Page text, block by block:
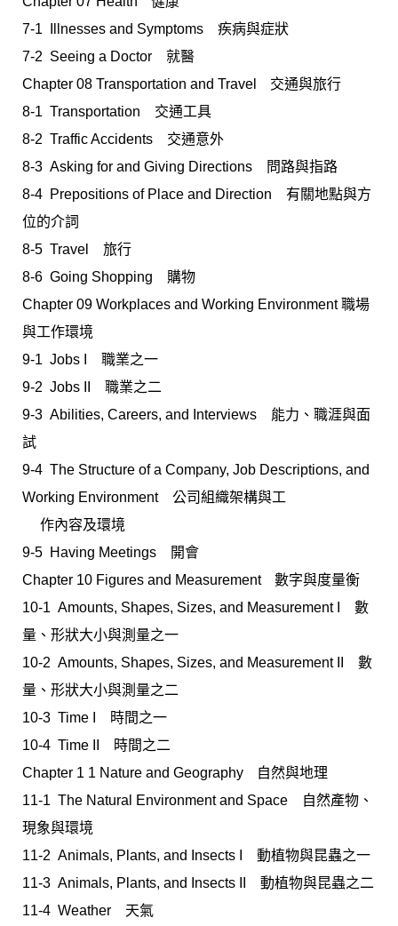
7-1 Illnesses and Symptoms 疾病與症狀
7-2 Seeing a Doctor 就醫
Chapter 08 Transportation and Travelﾠ交通與旅行
8-1 Transportation 交通工具
8-2 Traffic Accidents 交通意外
8-3 Asking for and Giving Directions 問路與指路
8-4 Prepositions of Place and Direction 有關地點與方
位的介詞
8-5 Travel 旅行
8-6 Going Shopping 購物
Chapter 09 Workplaces and Working Environment 職場
與工作環境
9-1 Jobs I 職業之一
9-2 Jobs II 職業之二
9-3 Abilities, Careers, and Interviews 能力、職涯與面
試
9-4 The Structure of a Company, Job Descriptions, and
Working Environment 公司組織架構與工
作內容及環境
9-5 Having Meetings 開會
Chapter 10 Figures and Measurementﾠ數字與度量衡
10-1 Amounts, Shapes, Sizes, and Measurement I 數
量、形狀大小與測量之一
10-2 Amounts, Shapes, Sizes, and Measurement II 數
量、形狀大小與測量之二
10-3 Time I 時間之一
10-4 Time II 時間之二
Chapter 1 1 Nature and Geographyﾠ自然與地理
11-1 The Natural Environment and Space 自然產物、
現象與環境
11-2 Animals, Plants, and Insects I 動植物與昆蟲之一
11-3 Animals, Plants, and Insects II 動植物與昆蟲之二
11-4 Weather 天氣